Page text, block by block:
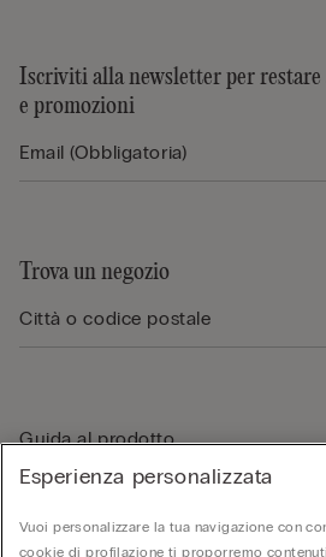
Iscriviti alla newsletter per
e promozioni
Trova un negozio
Guida al prodotto
Esperienza personalizzata
Vuoi personalizzare la tua navigazione con
cookie di profilazione ti proporremo